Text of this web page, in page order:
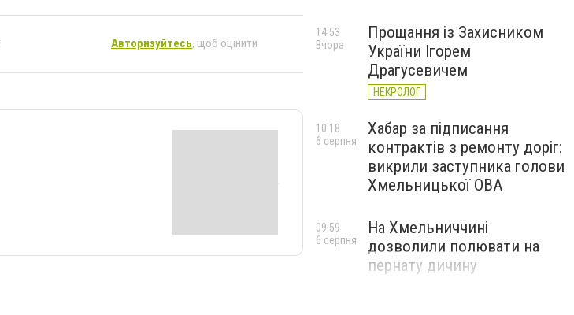
Авторизуйтесь, щоб оцінити
Прощання із Захисником
України Ігорем
Драгусевичем
НЕКРОЛОГ
14:53
Вчора
Хабар за підписання
контрактів з ремонту доріг:
викрили заступника голови
Хмельницької ОВА
10:18
6 серпня
На Хмельниччині
дозволили полювати на
пернату дичину
09:59
6 серпня